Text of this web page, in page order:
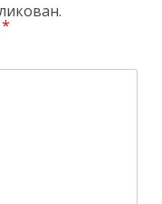
*